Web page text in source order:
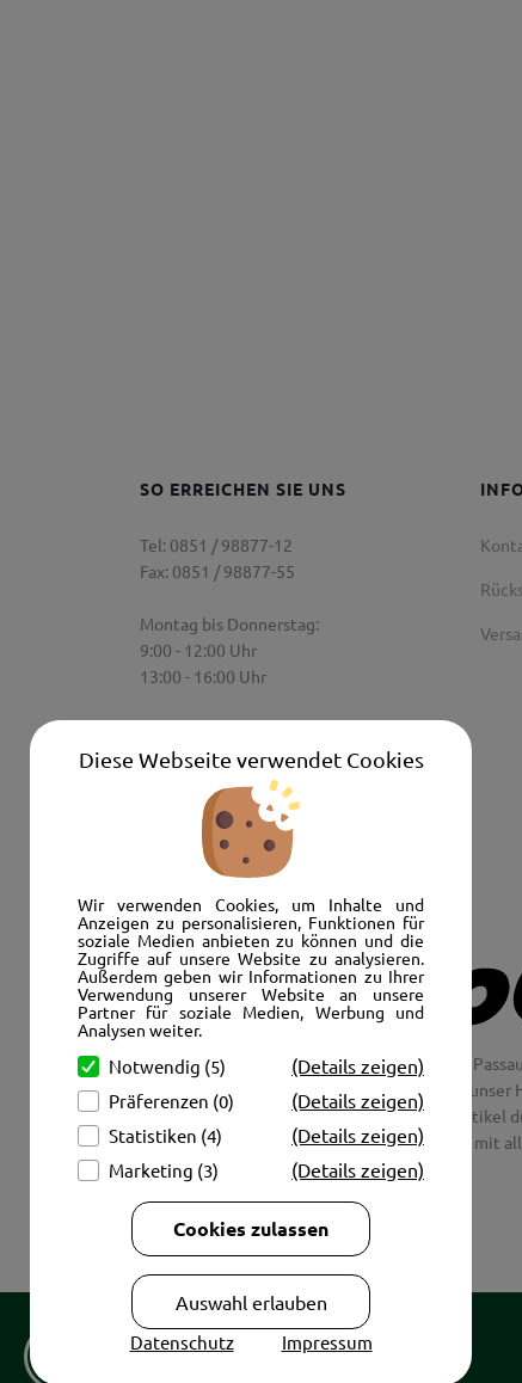
Diese Webseite verwendet Cookies
Wir verwenden Cookies, um Inhalte und
Anzeigen zu personalisieren, Funktionen für
soziale Medien anbieten zu können und die
Zugriffe auf unsere Website zu analysieren.
Außerdem geben wir Informationen zu Ihrer
Verwendung unserer Website an unsere
Partner für soziale Medien, Werbung und
Analysen weiter.
Notwendig (5) (Details zeigen)
Präferenzen (0) (Details zeigen)
Statistiken (4) (Details zeigen)
Marketing (3) (Details zeigen)
Cookies zulassen
Auswahl erlauben
Datenschutz Impressum
SO ERREICHEN SIE UNS
Tel: 0851 / 98877-12
Fax: 0851 / 98877-55
Montag bis Donnerstag:
9:00 - 12:00 Uhr
13:00 - 16:00 Uhr
9:00 Uhr - 12:00 Uhr
Senden Sie uns eine E-Mail:
info@autoshop-wimmer.de
Wir freuen uns, Sie im AutoShop Wimmer in
Jaguar und Citroen. Hier in Passau schlägt
Couch aus unsere Räder und Merchandise
tolle Fotos mit
Copyright © 2026